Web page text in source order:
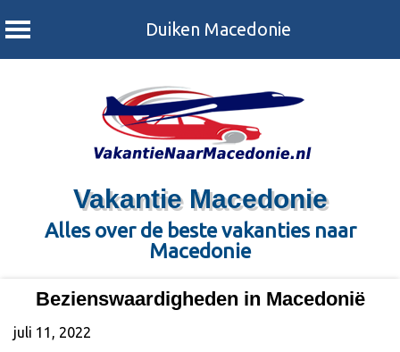
Duiken Macedonie
Vakantie Macedonie
Alles over de beste vakanties naar
Macedonie
Bezienswaardigheden in Macedonië
juli 11, 2022